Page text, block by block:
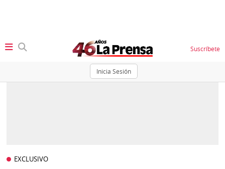
Inicia Sesión
Suscríbete
Sociedad
EXCLUSIVO